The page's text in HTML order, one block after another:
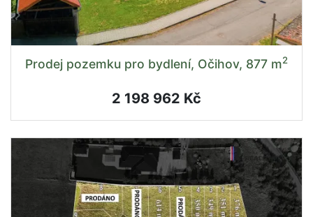
Prodej pozemku pro bydlení, Očihov, 877 m2
2 198 962 Kč